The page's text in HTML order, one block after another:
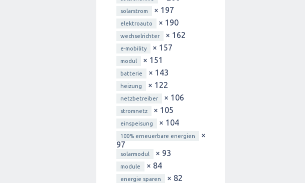
solarstrom × 197
elektroauto × 190
wechselrichter × 162
e-mobility × 157
modul × 151
batterie × 143
heizung × 122
netzbetreiber × 106
stromnetz × 105
einspeisung × 104
100% erneuerbare energien
×
97
solarmodul × 93
module × 84
energie sparen × 82